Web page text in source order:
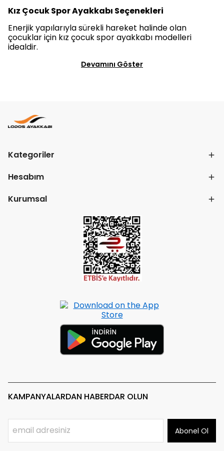
Kız Çocuk Spor Ayakkabı Seçenekleri
Enerjik yapılarıyla sürekli hareket halinde olan
çocuklar için kız çocuk spor ayakkabı modelleri
idealdir.
Devamını Göster
Kategoriler
Hesabım
Kurumsal
KAMPANYALARDAN HABERDAR OLUN
Abonel Ol